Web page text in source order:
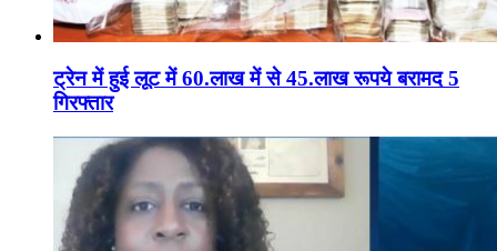
ट्रेन में हुई लूट में 60.लाख में से 45.लाख रूपये बरामद 5
गिरफ्तार